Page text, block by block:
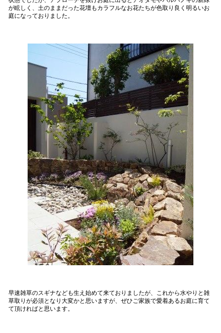
が眩しく、土のままだった花壇もカラフルなお花たちが色取り良く明るいお
庭になっておりました。
早速雑草のスギナなども生え始めて来ておりましたが、これから水やりと雑
草取りが必須となり大変かと思いますが、ぜひご家族で愛着あるお庭に育て
て頂ければと思います。